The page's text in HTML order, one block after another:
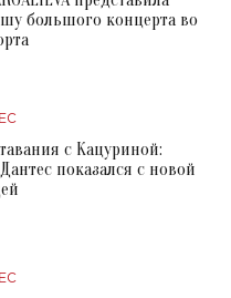
большого концерта во
с Кацуриной:
показался с новой